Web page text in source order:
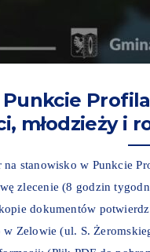
młodzieży i
na stanowisko w Punkcie
zlecenie (8 godzin
dokumentów
Zelowie (ul. S.